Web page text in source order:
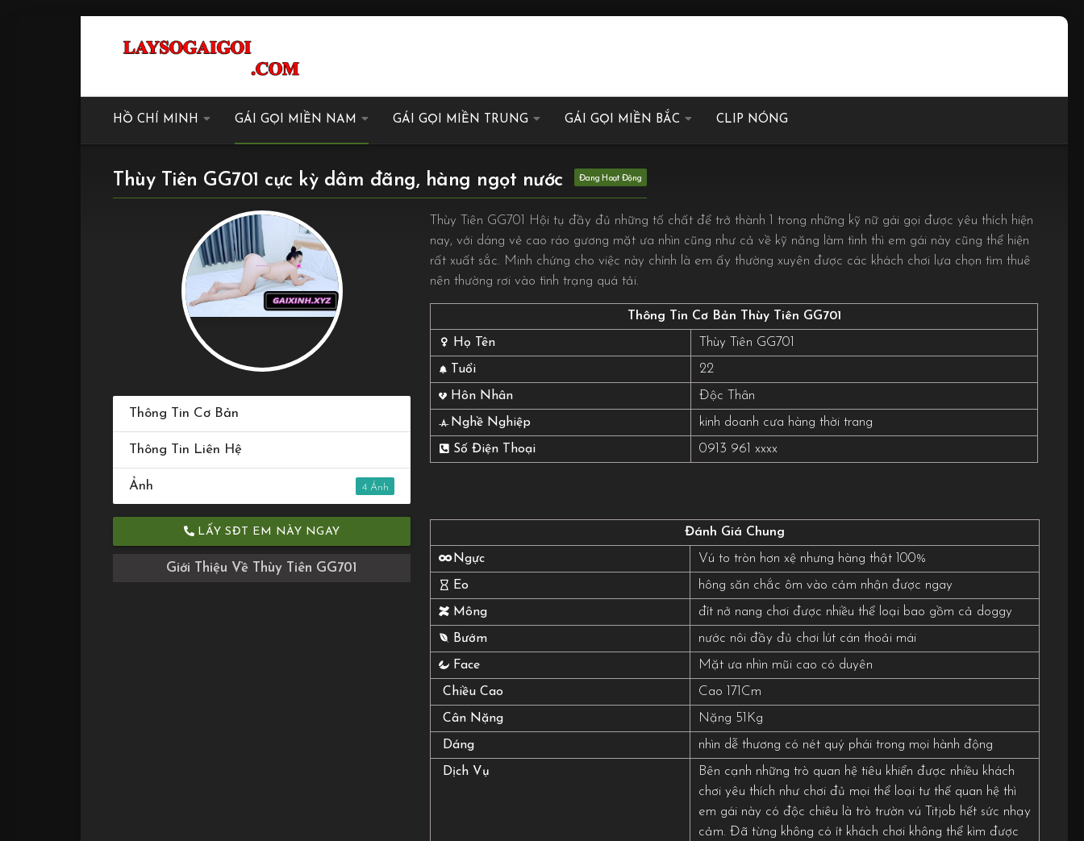
HỒ CHÍ MINH GÁI GỌI MIỀN NAM GÁI GỌI MIỀN TRUNG GÁI GỌI MIỀN BẮC CLIP NÓNG
Thùy Tiên GG701 cực kỳ dâm đãng, hàng ngọt nước
Thông Tin Cơ Bản
Thông Tin Liên Hệ
4
Ảnh
LẤY SĐT EM NÀY NGAY
Giới Thiệu Về Thùy Tiên GG701
Thùy Tiên GG701 Hội tụ đầy đủ những tố chất để trở thành 1 trong những kỹ nữ gái gọi được yêu thích hiện
nay, với dáng vẻ cao ráo gương mặt ưa nhìn cũng như cả về kỹ năng làm tình thì em gái này cũng thể hiện
rất xuất sắc. Minh chứng cho việc này chính là em ấy thường xuyên được các khách chơi lựa chọn tìm thuê
nên thường rơi vào tình trạng quá tải.
Thông Tin Cơ Bản Thùy Tiên GG701
Họ Tên Thùy Tiên GG701
Tuổi 22
Hôn Nhân Độc Thân
Nghề Nghiệp kinh doanh cưa hàng thời trang
Số Điện Thoại 0913 961 xxxx
Đánh Giá Chung
Ngực Vú to tròn hơn xệ nhưng hàng thật 100%
Eo hông săn chắc ôm vào cảm nhận được ngay
Mông đít nở nang chơi được nhiều thể loại bao gồm cả doggy
Bướm nước nôi đầy đủ chơi lút cán thoải mái
Face Mặt ưa nhìn mũi cao có duyên
Chiều Cao Cao 171Cm
Cân Nặng Nặng 51Kg
Dáng nhìn dễ thương có nét quý phái trong mọi hành động
Dịch Vụ
Bên cạnh những trò quan hệ tiêu khiển được nhiều khách
chơi yêu thích như chơi đủ mọi thể loại tư thế quan hệ thì
em gái này có độc chiêu là trò trườn vú Titjob hết sức nhạy
cảm. Đã từng không có ít khách chơi không thể kìm được